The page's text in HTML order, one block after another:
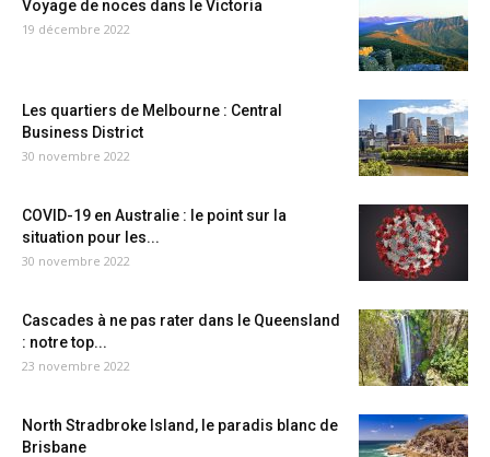
Voyage de noces dans le Victoria
19 décembre 2022
Les quartiers de Melbourne : Central
Business District
30 novembre 2022
COVID-19 en Australie : le point sur la
situation pour les...
30 novembre 2022
Cascades à ne pas rater dans le Queensland
: notre top...
23 novembre 2022
North Stradbroke Island, le paradis blanc de
Brisbane